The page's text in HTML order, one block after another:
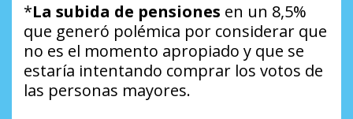
*La subida de pensiones en un 8,5%
que generó polémica por considerar que
no es el momento apropiado y que se
estaría intentando comprar los votos de
las personas mayores.